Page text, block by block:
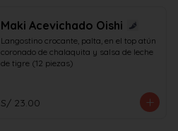
Maki Acevichado Oishi
Langostino crocante, palta, en el top atún
coronado de chalaquita y salsa de leche
de tigre (12 piezas)
S/ 23.00